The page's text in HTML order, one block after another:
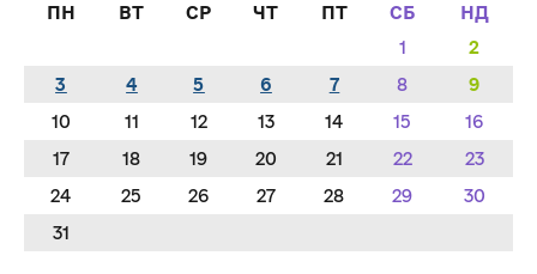
ПН ВТ СР ЧТ ПТ СБ
НД
1
2
3
4 5 6 7 8
9
10
11 12 13 14 15
16
17
18 19 20 21 22
23
24
25 26 27 28 29
30
31